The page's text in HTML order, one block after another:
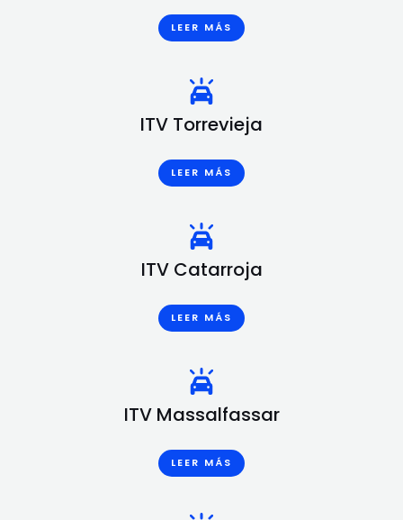
LEER MÁS
ITV Torrevieja
LEER MÁS
ITV Catarroja
LEER MÁS
ITV Massalfassar
LEER MÁS